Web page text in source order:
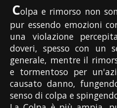
Colpa e rimorso non
pur essendo emozioni
una violazione
doveri, spesso con un
generale, mentre il
e tormentoso per
causato danno,
senso di colpa e